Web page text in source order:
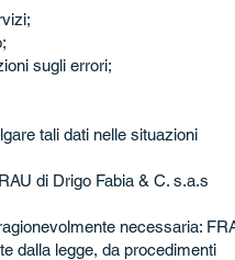
sugli errori;
tali dati nelle situazioni
di Drigo Fabia & C. s.a.s
necessaria:
dalla legge, da procedimenti